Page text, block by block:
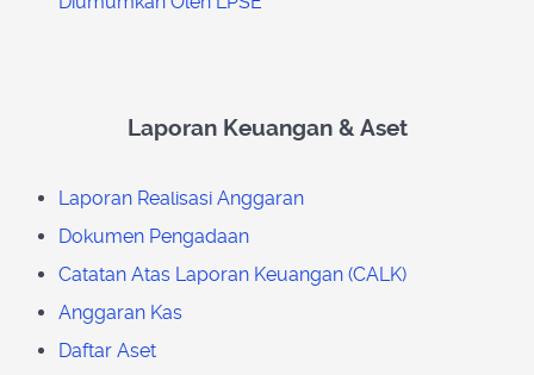
Laporan Keuangan & Aset
Laporan Realisasi Anggaran
Dokumen Pengadaan
Catatan Atas Laporan Keuangan (CALK)
Anggaran Kas
Daftar Aset